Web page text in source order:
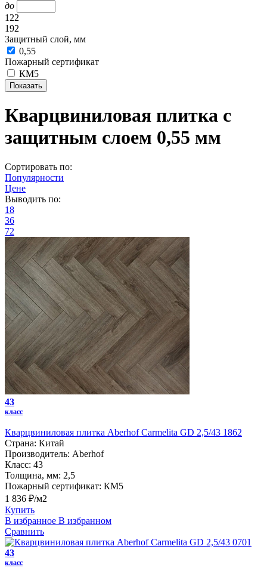
до
122
192
Защитный слой, мм
0,55
Пожарный сертификат
КМ5
Кварцвиниловая плитка с
защитным слоем 0,55 мм
Сортировать по:
Популярности
Цене
Выводить по:
18
36
72
43
класс
Кварцвиниловая плитка Aberhof Carmelita GD 2,5/43 1862
Страна: Китай
Производитель: Aberhof
Класс: 43
Толщина, мм: 2,5
Пожарный сертификат: КМ5
1 836 ₽/м2
Купить
В избранное В избранном
Сравнить
43
класс